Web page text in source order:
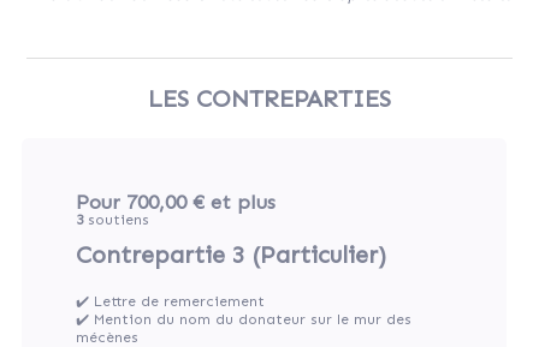
LES CONTREPARTIES
Pour 700,00 € et plus
3soutiens
Contrepartie 3 (Particulier)
✔️ Lettre de remerciement
✔️ Mention du nom du donateur sur le mur des
mécènes